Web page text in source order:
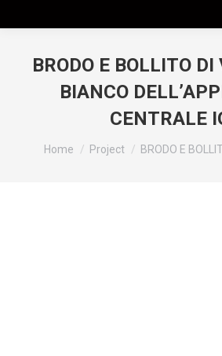
BRODO E BOLLITO
BIANCO
CENTRALE
Tu sei qui:
Home Project BRODO E